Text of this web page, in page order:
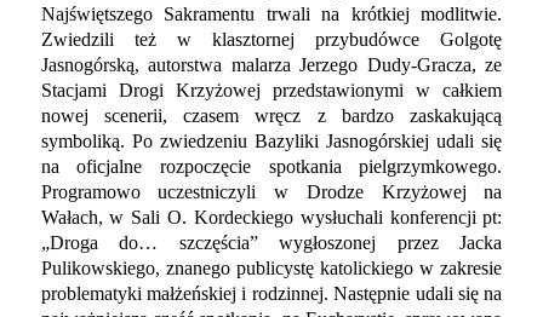
Najświętszego Sakramentu trwali na krótkiej modlitwie.
Zwiedzili też w klasztornej przybudówce Golgotę
Jasnogórską, autorstwa malarza Jerzego Dudy-Gracza, ze
Stacjami Drogi Krzyżowej przedstawionymi w całkiem
nowej scenerii, czasem wręcz z bardzo zaskakującą
symboliką. Po zwiedzeniu Bazyliki Jasnogórskiej udali się
na oficjalne rozpoczęcie spotkania pielgrzymkowego.
Programowo uczestniczyli w Drodze Krzyżowej na
Wałach, w Sali O. Kordeckiego wysłuchali konferencji pt:
„Droga do… szczęścia” wygłoszonej przez Jacka
Pulikowskiego, znanego publicystę katolickiego w zakresie
problematyki małżeńskiej i rodzinnej. Następnie udali się na